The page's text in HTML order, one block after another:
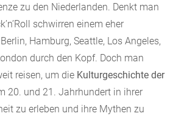
zu den Niederlanden. Denkt man
schwirren einem eher
Hamburg, Seattle, Los Angeles,
durch den Kopf. Doch man
reisen, um die Kulturgeschichte der
20. und 21. Jahrhundert in ihrer
zu erleben und ihre Mythen zu